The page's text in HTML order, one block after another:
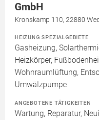
GmbH
Kronskamp 110, 22880
HEIZUNG SPEZIALGEBIETE
Gasheizung,
Heizkörper,
Wohnraumlüftung,
Umwälzpumpe
ANGEBOTENE TÄTIGKEITEN
Wartung, Reparatur,